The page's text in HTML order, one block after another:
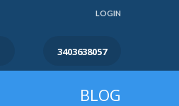
LOGIN
3403638057
BLOG